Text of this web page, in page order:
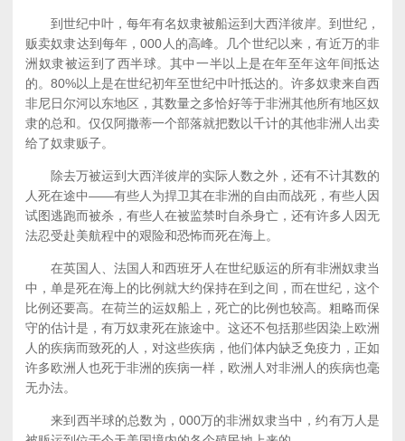
到世纪中叶，每年有名奴隶被船运到大西洋彼岸。到世纪，
贩卖奴隶达到每年，000人的高峰。几个世纪以来，有近万的非
洲奴隶被运到了西半球。其中一半以上是在年至年这年间抵达
的。80%以上是在世纪初年至世纪中叶抵达的。许多奴隶来自西
非尼日尔河以东地区，其数量之多恰好等于非洲其他所有地区奴
隶的总和。仅仅阿撒蒂一个部落就把数以千计的其他非洲人出卖
给了奴隶贩子。
除去万被运到大西洋彼岸的实际人数之外，还有不计其数的
人死在途中——有些人为捍卫其在非洲的自由而战死，有些人因
试图逃跑而被杀，有些人在被监禁时自杀身亡，还有许多人因无
法忍受赴美航程中的艰险和恐怖而死在海上。
在英国人、法国人和西班牙人在世纪贩运的所有非洲奴隶当
中，单是死在海上的比例就大约保持在到之间，而在世纪，这个
比例还要高。在荷兰的运奴船上，死亡的比例也较高。粗略而保
守的估计是，有万奴隶死在旅途中。这还不包括那些因染上欧洲
人的疾病而致死的人，对这些疾病，他们体内缺乏免疫力，正如
许多欧洲人也死于非洲的疾病一样，欧洲人对非洲人的疾病也毫
无办法。
来到西半球的总数为，000万的非洲奴隶当中，约有万人是